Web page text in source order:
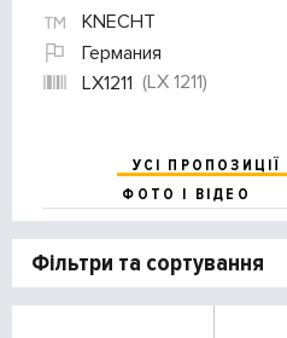
KNECHT
Германия
LX1211 (LX 1211)
УСІ ПРОПОЗИЦІЇ
ФОТО І ВІДЕО
Фільтри та сортування